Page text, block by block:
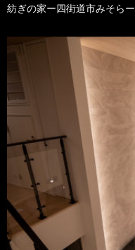
紡ぎの家ー四街道市みそらー